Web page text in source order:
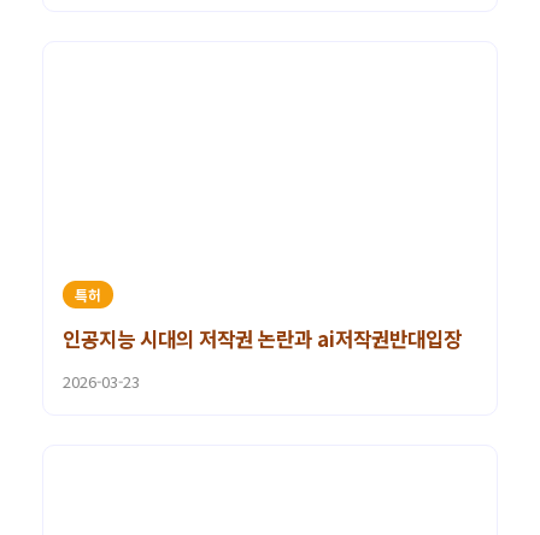
특허
인공지능 시대의 저작권 논란과 ai저작권반대입장
2026-03-23